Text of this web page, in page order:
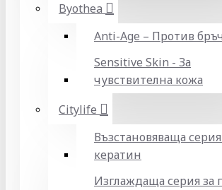
Byothea
Anti-Age – Против
Sensitive Skin - За
чувствителна кожа
Citylife
Възстановяваща
кератин
Изглаждаща серия за